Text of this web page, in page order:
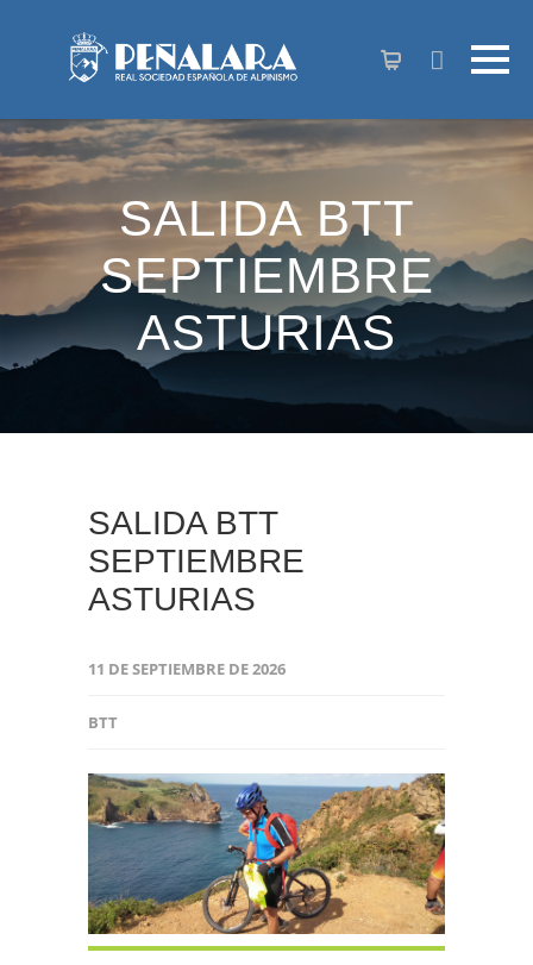
SALIDA BTT
SEPTIEMBRE
ASTURIAS
SALIDA BTT
SEPTIEMBRE
ASTURIAS
11 DE SEPTIEMBRE DE 2026
BTT